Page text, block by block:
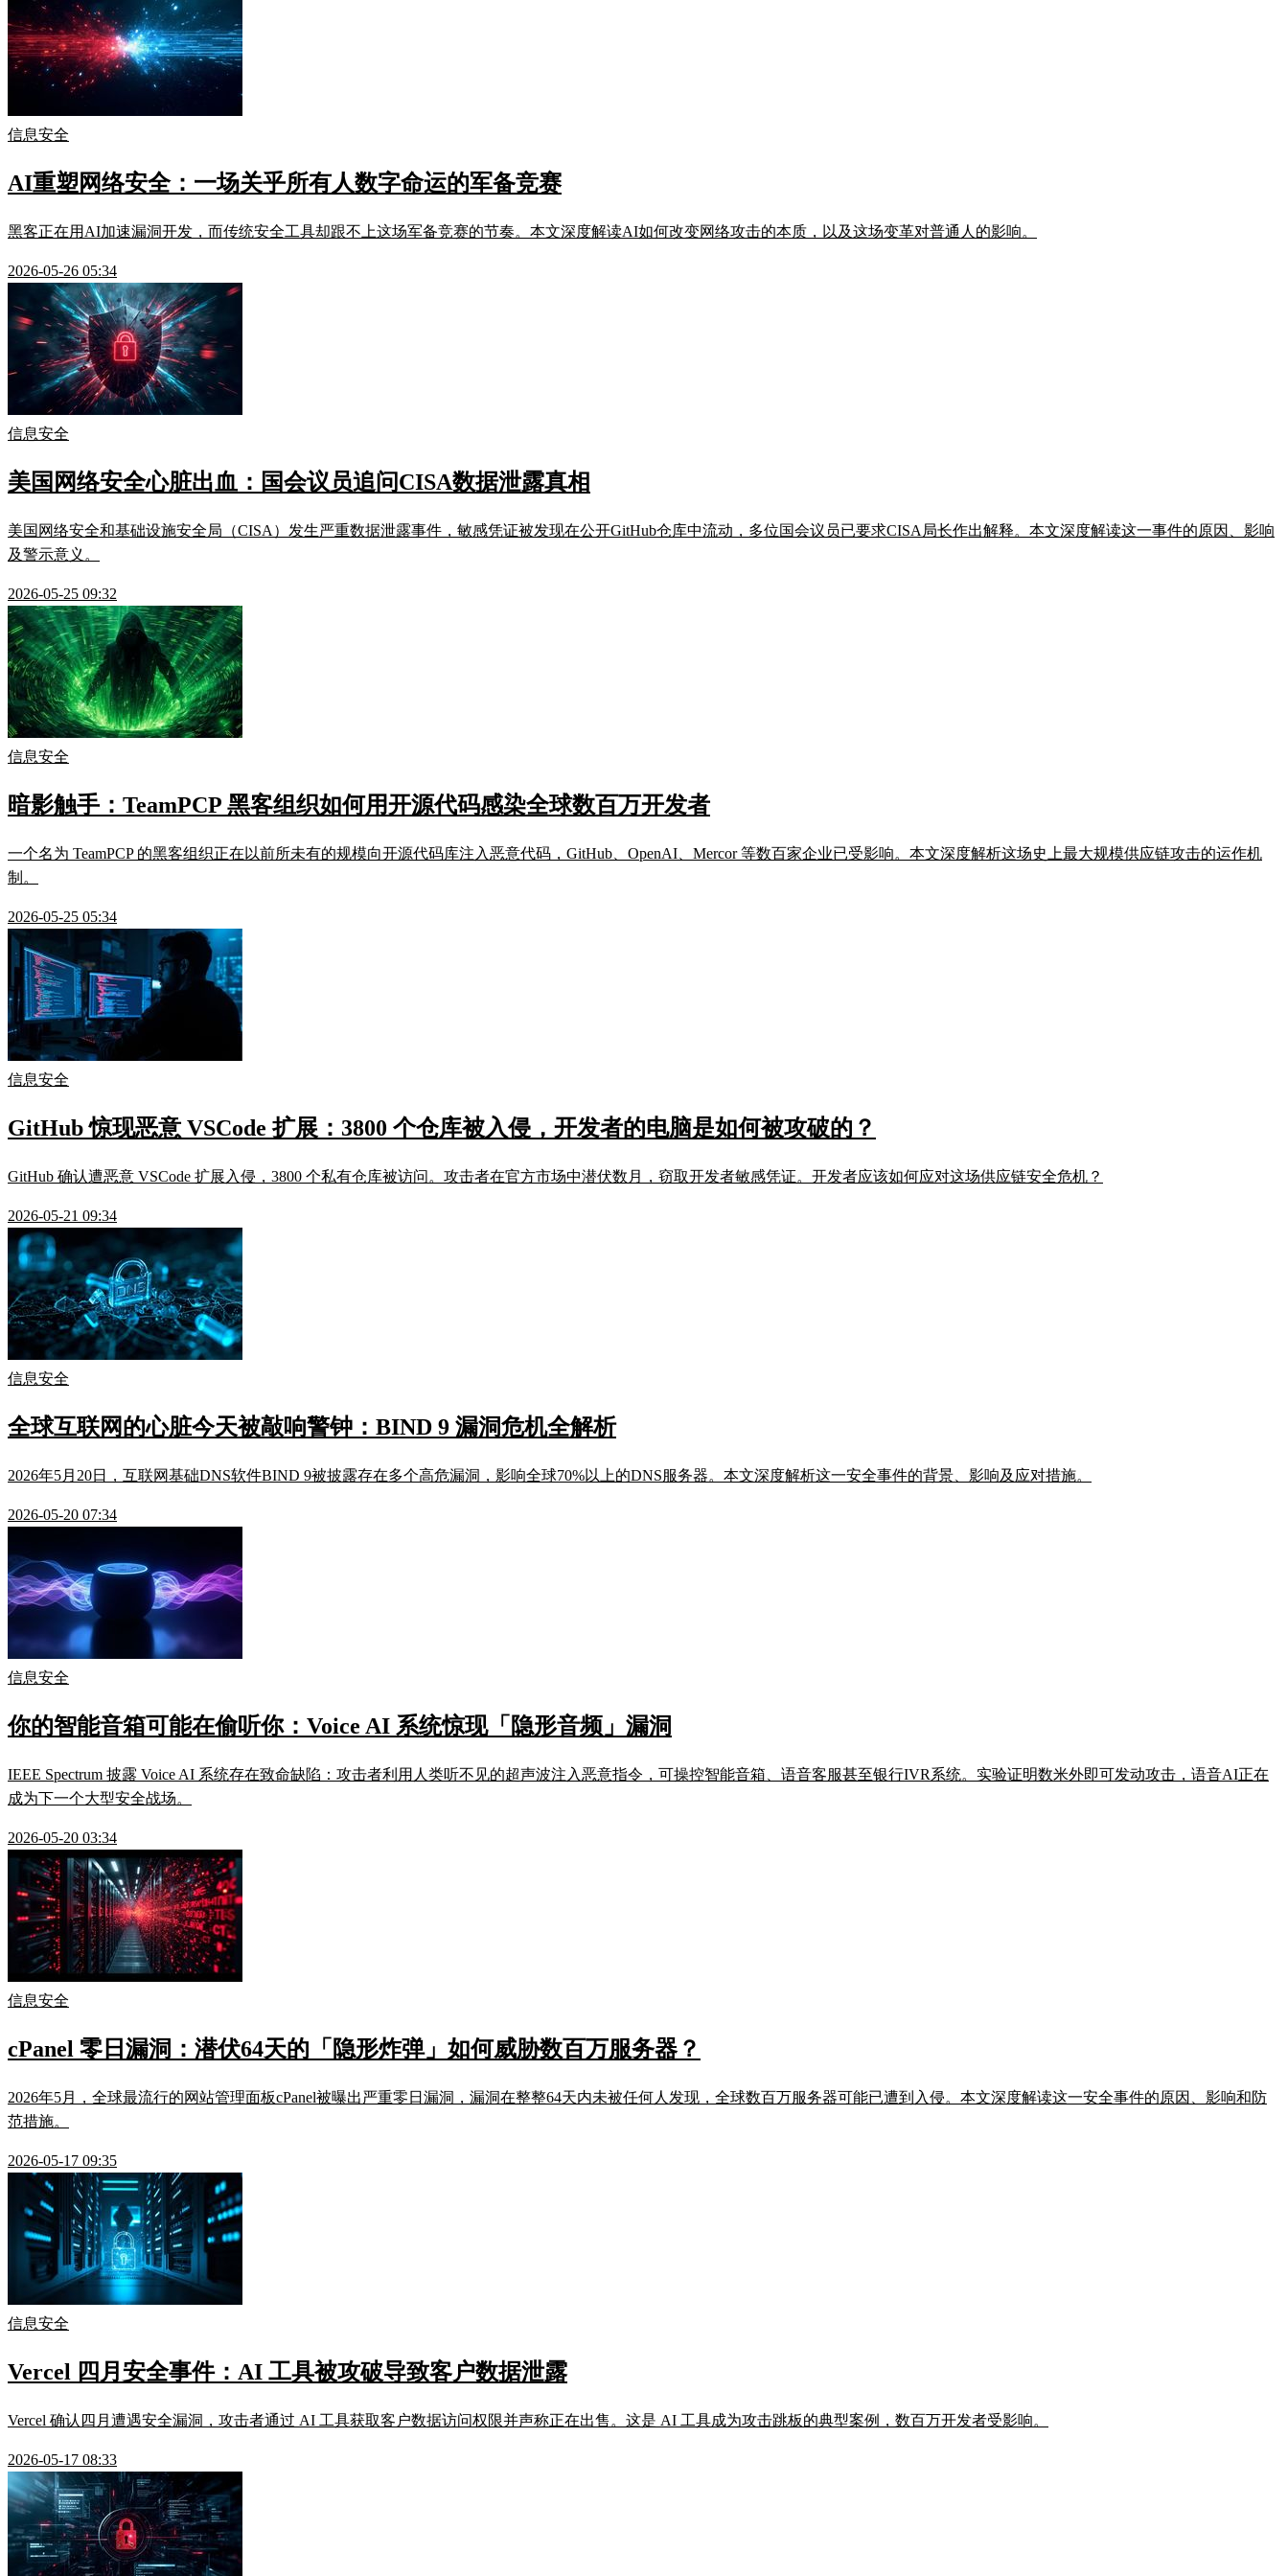
信息安全
AI重塑网络安全：一场关乎所有人数字命运的军备竞赛
黑客正在用AI加速漏洞开发，而传统安全工具却跟不上这场军备竞赛的节奏。本文深度解读AI如何改变网络攻击的本质，以及这场变革对普通人的影响。
2026-05-26 05:34
信息安全
美国网络安全心脏出血：国会议员追问CISA数据泄露真相
美国网络安全和基础设施安全局（CISA）发生严重数据泄露事件，敏感凭证被发现在公开GitHub仓库中流动，多位国会议员已要求CISA局长作出解释。本文深度解读这一事件的原因、影响
及警示意义。
2026-05-25 09:32
信息安全
暗影触手：TeamPCP 黑客组织如何用开源代码感染全球数百万开发者
一个名为 TeamPCP 的黑客组织正在以前所未有的规模向开源代码库注入恶意代码，GitHub、OpenAI、Mercor 等数百家企业已受影响。本文深度解析这场史上最大规模供应链攻击的运作机
制。
2026-05-25 05:34
信息安全
GitHub 惊现恶意 VSCode 扩展：3800 个仓库被入侵，开发者的电脑是如何被攻破的？
GitHub 确认遭恶意 VSCode 扩展入侵，3800 个私有仓库被访问。攻击者在官方市场中潜伏数月，窃取开发者敏感凭证。开发者应该如何应对这场供应链安全危机？
2026-05-21 09:34
信息安全
全球互联网的心脏今天被敲响警钟：BIND 9 漏洞危机全解析
2026年5月20日，互联网基础DNS软件BIND 9被披露存在多个高危漏洞，影响全球70%以上的DNS服务器。本文深度解析这一安全事件的背景、影响及应对措施。
2026-05-20 07:34
信息安全
你的智能音箱可能在偷听你：Voice AI 系统惊现「隐形音频」漏洞
IEEE Spectrum 披露 Voice AI 系统存在致命缺陷：攻击者利用人类听不见的超声波注入恶意指令，可操控智能音箱、语音客服甚至银行IVR系统。实验证明数米外即可发动攻击，语音AI正在
成为下一个大型安全战场。
2026-05-20 03:34
信息安全
cPanel 零日漏洞：潜伏64天的「隐形炸弹」如何威胁数百万服务器？
2026年5月，全球最流行的网站管理面板cPanel被曝出严重零日漏洞，漏洞在整整64天内未被任何人发现，全球数百万服务器可能已遭到入侵。本文深度解读这一安全事件的原因、影响和防
范措施。
2026-05-17 09:35
信息安全
Vercel 四月安全事件：AI 工具被攻破导致客户数据泄露
Vercel 确认四月遭遇安全漏洞，攻击者通过 AI 工具获取客户数据访问权限并声称正在出售。这是 AI 工具成为攻击跳板的典型案例，数百万开发者受影响。
2026-05-17 08:33